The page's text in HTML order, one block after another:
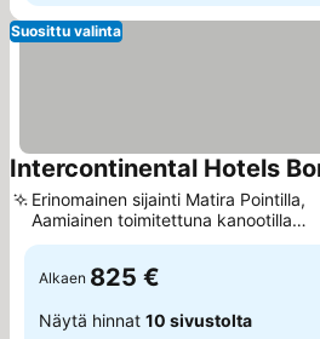
Suosittu valinta
Intercontinental Hotels
Erinomainen sijainti Matira Pointilla,
Aamiainen toimitettuna kanootilla
kukkien kera
Alkaen 825 €
Näytä hinnat 10 sivustolta